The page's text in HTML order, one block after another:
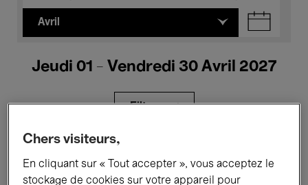
Avril
Jeudi 01 - Vendredi 30 Avril 2027
Filtres
Expositions Films Performances
Chers visiteurs,
En cliquant sur « Tout accepter », vous acceptez le
stockage de cookies sur votre appareil pour